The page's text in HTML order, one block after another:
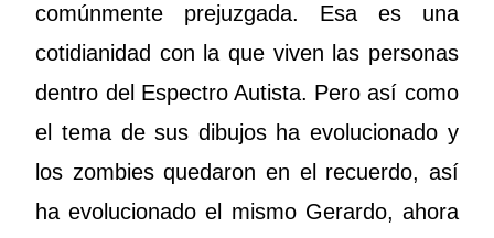
comúnmente prejuzgada. Esa es una
cotidianidad con la que viven las personas
dentro del Espectro Autista. Pero así como
el tema de sus dibujos ha evolucionado y
los zombies quedaron en el recuerdo, así
ha evolucionado el mismo Gerardo, ahora